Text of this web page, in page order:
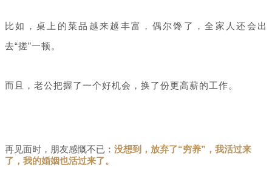
比如，桌上的菜品越来越丰富，偶尔馋了，全家人还会出
去“搓”一顿。
而且，老公把握了一个好机会，换了份更高薪的工作。
再见面时，朋友感慨不已： 没想到，放弃了“穷养”，我活过来
了，我的婚姻也活过来了。